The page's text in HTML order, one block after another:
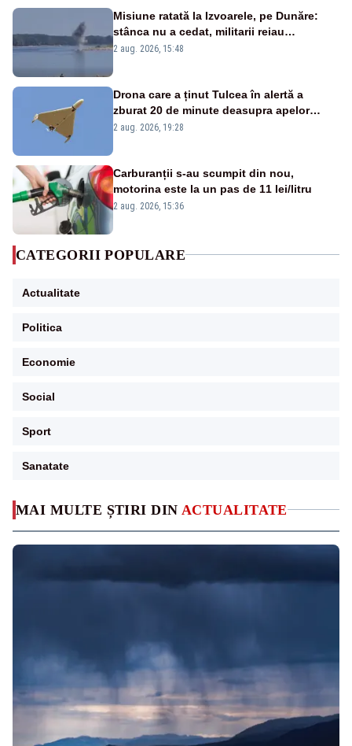
MAI MULTE ȘTIRI DIN ACTUALITATE
Misiune ratată la Izvoarele, pe Dunăre:
stânca nu a cedat, militarii reiau
detonările luni – VIDEO
2 aug. 2026, 15:48
Drona care a ținut Tulcea în alertă a
zburat 20 de minute deasupra apelor
României. Au fost ridicate două F-16
2 aug. 2026, 19:28
Carburanții s-au scumpit din nou,
motorina este la un pas de 11 lei/litru
2 aug. 2026, 15:36
CATEGORII POPULARE
Actualitate
Politica
Economie
Social
Sport
Sanatate